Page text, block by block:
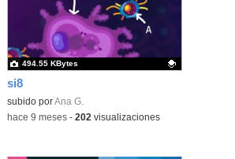
si8
Contenido educativo.
subido porAna G.
494.55 KBytes
-hace 9 meses- 202 visualizaciones